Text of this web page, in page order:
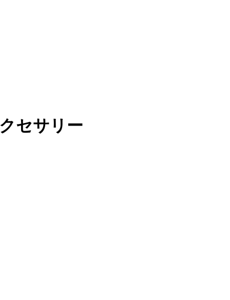
セサリー